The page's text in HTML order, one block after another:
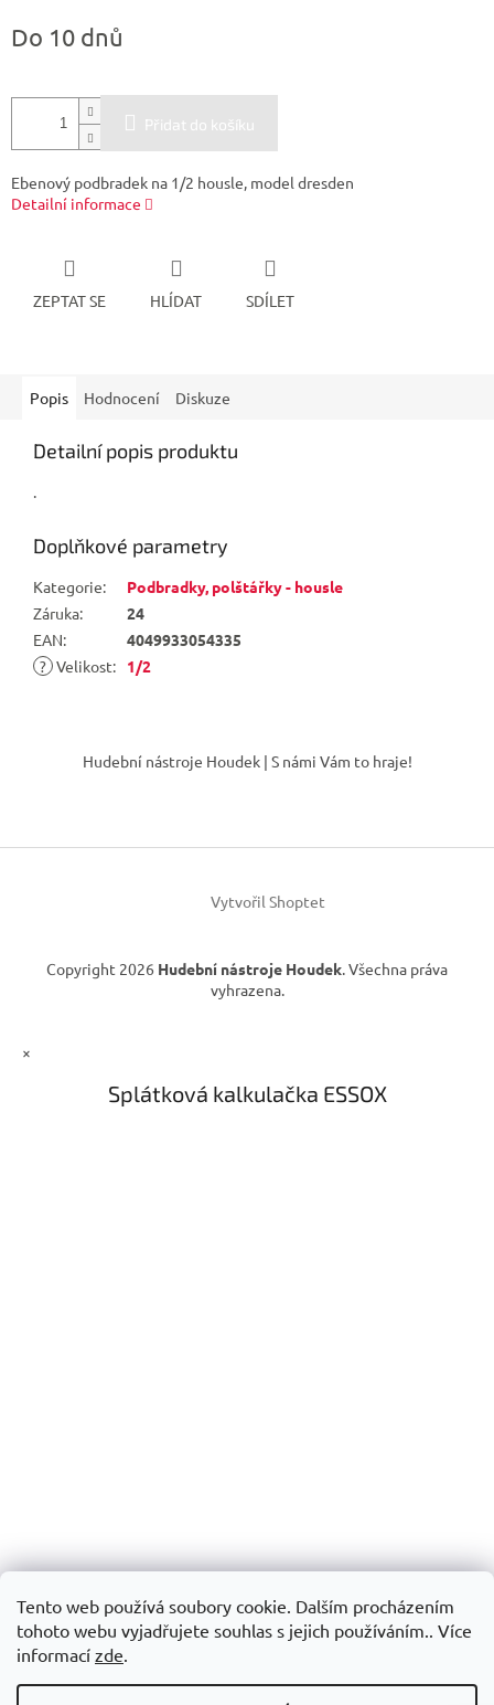
Tento web používá soubory cookie. Dalším procházením
tohoto webu vyjadřujete souhlas s jejich používáním.. Více
informací zde.
cena:
Do 10 dnů
Přidat do košíku
Ebenový podbradek na 1/2 housle, model dresden
Detailní informace
ZEPTAT SE HLÍDAT SDÍLET
Popis Hodnocení Diskuze
Detailní popis produktu
.
Doplňkové parametry
Kategorie:
Podbradky, polštářky - housle
Záruka:
24
EAN:
4049933054335
? Velikost: 1/2
í
Hudební nástroje Houdek | S námi Vám to hraje!
Vytvořil Shoptet
Copyright 2026 Hudební nástroje Houdek. Všechna práva
vyhrazena.
×
Splátková kalkulačka ESSOX